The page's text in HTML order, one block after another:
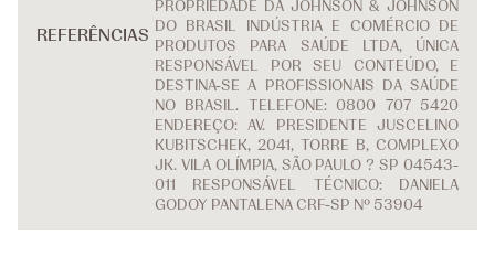
REFERÊNCIAS
PROPRIEDADE DA JOHNSON & JOHNSON
DO BRASIL INDÚSTRIA E COMÉRCIO DE
PRODUTOS PARA SAÚDE LTDA, ÚNICA
RESPONSÁVEL POR SEU CONTEÚDO, E
DESTINA-SE A PROFISSIONAIS DA SAÚDE
NO BRASIL. TELEFONE: 0800 707 5420
ENDEREÇO: AV. PRESIDENTE JUSCELINO
KUBITSCHEK, 2041, TORRE B, COMPLEXO
JK. VILA OLÍMPIA, SÃO PAULO ? SP 04543-
011 RESPONSÁVEL TÉCNICO: DANIELA
GODOY PANTALENA CRF-SP Nº 53904